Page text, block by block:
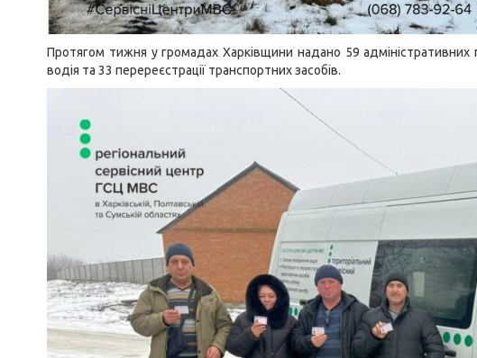
Протягом тижня у громадах Харківщини надано 59 адміністративних
водія та 33 перереєстрації транспортних засобів.